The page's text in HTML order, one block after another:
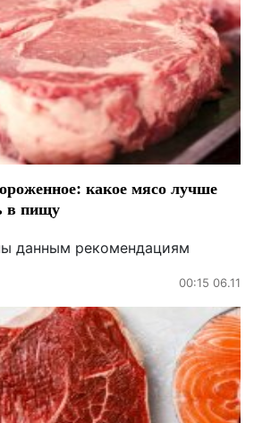
какое мясо лучше
в пищу
данным рекомендациям
00:15 06.11